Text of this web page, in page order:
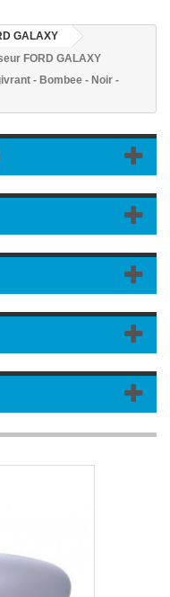
GALAXY
FORD GALAXY
- Bombee - Noir -